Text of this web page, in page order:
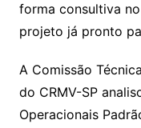
forma consultiva
projeto já pronto
A Comissão
do CRMV-SP
Operacionais